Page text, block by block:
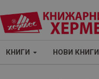
КНИГИ НОВИ КНИГИ